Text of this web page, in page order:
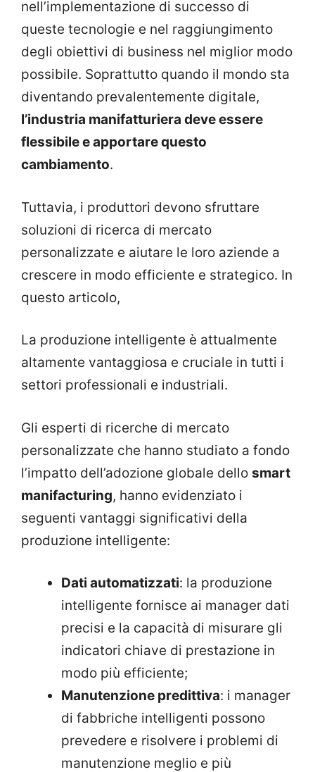
nell’implementazione di successo di
queste tecnologie e nel raggiungimento
degli obiettivi di business nel miglior modo
possibile. Soprattutto quando il mondo sta
diventando prevalentemente digitale,
l’industria manifatturiera deve essere
flessibile e apportare questo
cambiamento.
Tuttavia, i produttori devono sfruttare
soluzioni di ricerca di mercato
personalizzate e aiutare le loro aziende a
crescere in modo efficiente e strategico. In
questo articolo,
La produzione intelligente è attualmente
altamente vantaggiosa e cruciale in tutti i
settori professionali e industriali.
Gli esperti di ricerche di mercato
personalizzate che hanno studiato a fondo
l’impatto dell’adozione globale dello smart
manifacturing, hanno evidenziato i
seguenti vantaggi significativi della
produzione intelligente:
Dati automatizzati: la produzione
intelligente fornisce ai manager dati
precisi e la capacità di misurare gli
indicatori chiave di prestazione in
modo più efficiente;
Manutenzione predittiva: i manager
di fabbriche intelligenti possono
prevedere e risolvere i problemi di
manutenzione meglio e più